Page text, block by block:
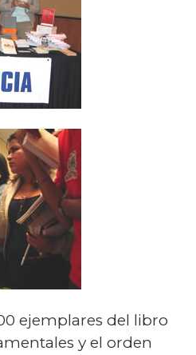
ejemplares del libro
y el orden